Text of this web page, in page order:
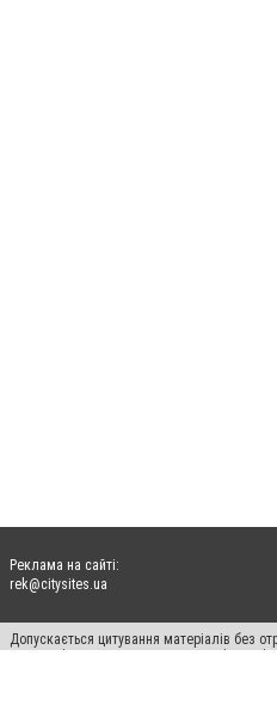
Реклама на сайті:
rek@citysites.ua
Допускається цитування матеріалів без
систем гіперпосилання на цитовані